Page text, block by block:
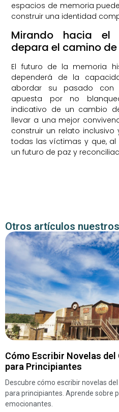
espacios de memoria
construir una identidad
Mirando hacia el
depara el camino
El futuro de la memoria
dependerá de la
abordar su pasado con
apuesta por no
indicativo de un cambio
llevar a una mejor
construir un relato
todas las víctimas y que,
un futuro de paz y
Otros artículos nuestros
Cómo Escribir Novelas del
para Principiantes
Descubre cómo escribir novelas
para principiantes. Aprende sobre
emocionantes.